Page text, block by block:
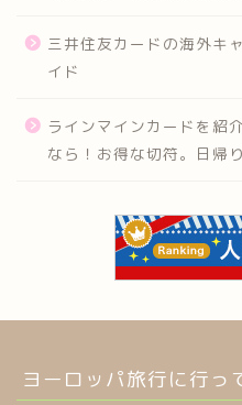
三井住友カードの海外キ
イド
ラインマインカードを紹
なら！お得な切符。日帰
ヨーロッパ旅行に行っ